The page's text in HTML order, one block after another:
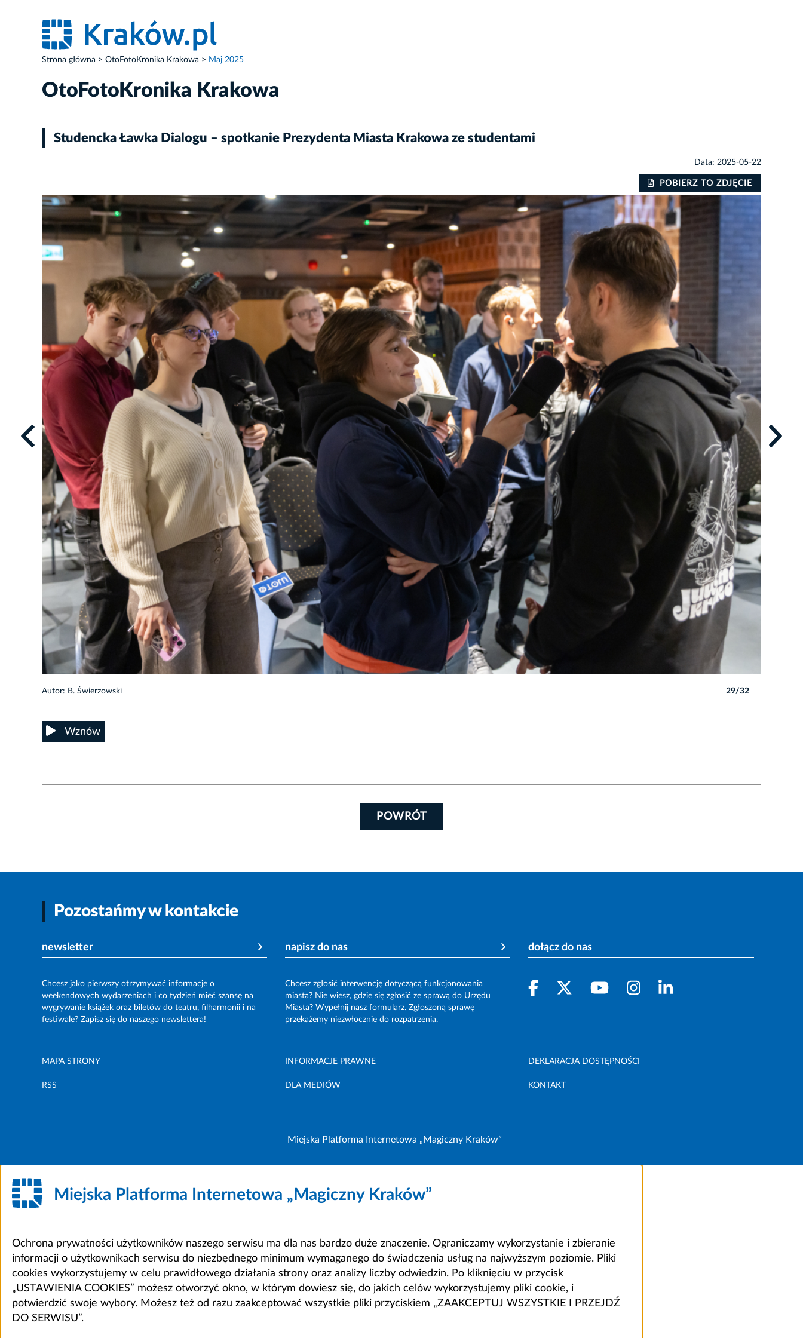
Strona główna OtoFotoKronika Krakowa Maj 2025
OtoFotoKronika Krakowa
Studencka Ławka Dialogu – spotkanie Prezydenta Miasta Krakowa ze studentami
Data: 2025-05-22
POBIERZ TO ZDJĘCIE
Autor: B. Świerzowski 29/32
Wznów
POWRÓT
Pozostańmy w kontakcie
newsletter
Chcesz jako pierwszy otrzymywać informacje o
weekendowych wydarzeniach i co tydzień mieć szansę na
wygrywanie książek oraz biletów do teatru, filharmonii i na
festiwale? Zapisz się do naszego newslettera!
napisz do nas
Chcesz zgłosić interwencję dotyczącą funkcjonowania
miasta? Nie wiesz, gdzie się zgłosić ze sprawą do Urzędu
Miasta? Wypełnij nasz formularz. Zgłoszoną sprawę
przekażemy niezwłocznie do rozpatrzenia.
dołącz do nas
MAPA STRONY INFORMACJE PRAWNE DEKLARACJA DOSTĘPNOŚCI
RSS DLA MEDIÓW KONTAKT
Miejska Platforma Internetowa „Magiczny Kraków”
Miejska Platforma Internetowa „Magiczny Kraków”
Ochrona prywatności użytkowników naszego serwisu ma dla nas bardzo duże znaczenie. Ograniczamy wykorzystanie i zbieranie
informacji o użytkownikach serwisu do niezbędnego minimum wymaganego do świadczenia usług na najwyższym poziomie. Pliki
cookies wykorzystujemy w celu prawidłowego działania strony oraz analizy liczby odwiedzin. Po kliknięciu w przycisk
„USTAWIENIA COOKIES” możesz otworzyć okno, w którym dowiesz się, do jakich celów wykorzystujemy pliki cookie, i
potwierdzić swoje wybory. Możesz też od razu zaakceptować wszystkie pliki przyciskiem „ZAAKCEPTUJ WSZYSTKIE I PRZEJDŹ
DO SERWISU”.